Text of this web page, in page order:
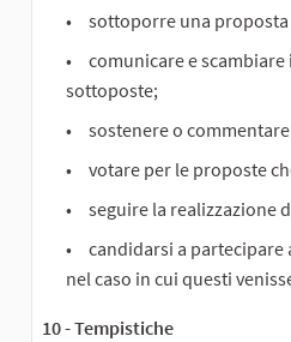
sottoporre una
comunicare e
sottoposte;
sostenere o
votare per le proposte
seguire la realizzazione
candidarsi a
nel caso in cui questi
10 - Tempistiche